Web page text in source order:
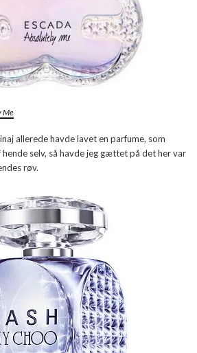
Me
allerede havde lavet en parfume, som
hende selv, så havde jeg gættet på det her var
røv.